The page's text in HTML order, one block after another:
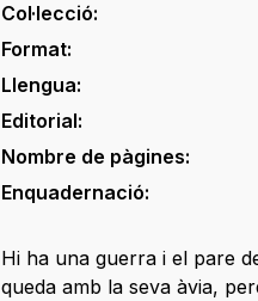
Col·lecció:
Format:
Llengua:
Editorial:
Nombre de pàgines:
Enquadernació:
Hi ha una guerra i el pare
queda amb la seva àvia,